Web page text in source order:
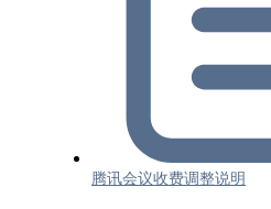
腾讯会议收费调整说明